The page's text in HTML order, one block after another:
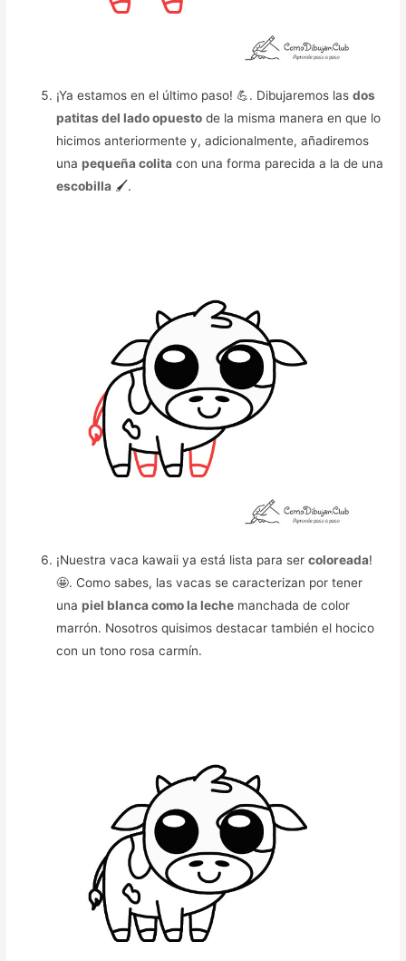
¡Ya estamos en el último paso! 💪. Dibujaremos lasdos
patitas del lado opuesto de la misma manera en que lo
hicimos anteriormente y, adicionalmente, añadiremos
unapequeña colita con una forma parecida a la de una
escobilla 🖌️.
¡Nuestra vaca kawaii ya está lista para sercoloreada!
🤩. Como sabes, las vacas se caracterizan por tener
unapiel blanca como la leche manchada de color
marrón. Nosotros quisimos destacar también el hocico
con un tono rosa carmín.